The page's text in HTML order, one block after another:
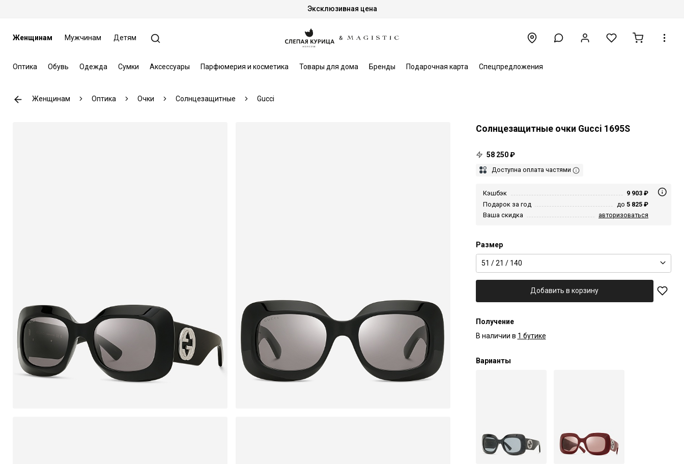
Эксклюзивная цена
Женщинам Мужчинам Детям
Оптика Обувь Одежда Сумки Аксессуары Парфюмерия и косметика Товары для дома Бренды Подарочная карта Спецпредложения
Женщинам Оптика Очки Солнцезащитные Gucci
Солнцезащитные очки Gucci 1695S
58 250 ₽
Доступна оплата частями
Кэшбэк
9 903 ₽
Подарок за год
до 5 825 ₽
Ваша скидка
авторизоваться
Размер
51 / 21 / 140
Добавить в корзину
Получение
В наличии в 1 бутике
Варианты